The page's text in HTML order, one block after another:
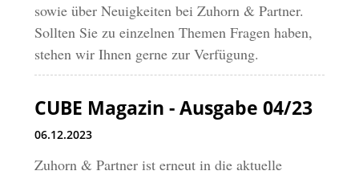
sowie über Neuigkeiten bei Zuhorn & Partner.
Sollten Sie zu einzelnen Themen Fragen haben,
stehen wir Ihnen gerne zur Verfügung.
CUBE Magazin - Ausgabe 04/23
06.12.2023
Zuhorn & Partner ist erneut in die aktuelle